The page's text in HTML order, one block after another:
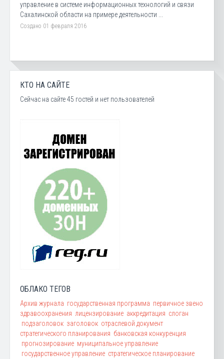
управление в системе информационных технологий и связи
Сахалинской области на примере деятельности ...
Создано 01 февраля 2016
КТО НА САЙТЕ
Сейчас на сайте 45 гостей и нет пользователей
ОБЛАКО ТЕГОВ
Архив журнала государственная программа первичное звено
здравоохранения лицензирование аккредитация слоган
подзаголовок заголовок отраслевой документ
стратегического планирования банковская конкуренция
прогнозирование муниципальное управление
государственное управление стратегическое планирование